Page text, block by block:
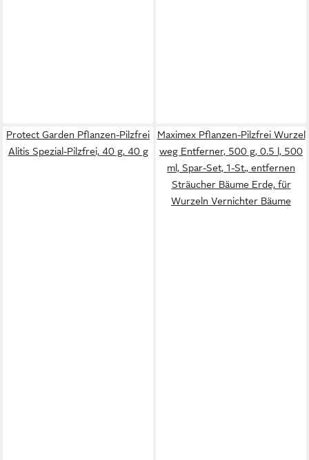
Protect Garden Pflanzen-Pilzfrei
Alitis Spezial-Pilzfrei, 40 g, 40 g
Maximex Pflanzen-Pilzfrei Wurzel
weg Entferner, 500 g, 0.5 l, 500
ml, Spar-Set, 1-St., entfernen
Sträucher Bäume Erde, für
Wurzeln Vernichter Bäume